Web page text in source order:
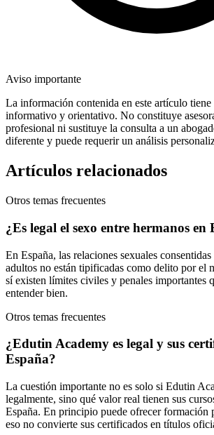
Aviso importante
La información contenida en este artículo tiene
informativo y orientativo. No constituye
profesional ni sustituye la consulta a un
diferente y puede requerir un análisis
Artículos relacionados
Otros temas frecuentes
¿Es legal el sexo entre hermanos en
En España, las relaciones sexuales
adultos no están tipificadas como delito por el
sí existen límites civiles y penales importantes
entender bien.
Otros temas frecuentes
¿Edutin Academy es legal y sus
España?
La cuestión importante no es solo si Edutin
legalmente, sino qué valor real tienen sus
España. En principio puede ofrecer formación
eso no convierte sus certificados en títulos